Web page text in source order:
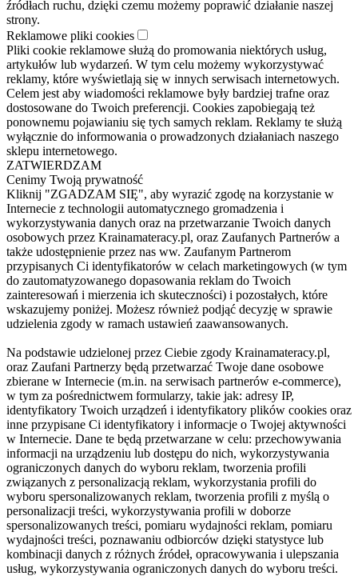
źródłach ruchu, dzięki czemu możemy poprawić działanie naszej
strony.
Reklamowe pliki cookies
Pliki cookie reklamowe służą do promowania niektórych usług,
artykułów lub wydarzeń. W tym celu możemy wykorzystywać
reklamy, które wyświetlają się w innych serwisach internetowych.
Celem jest aby wiadomości reklamowe były bardziej trafne oraz
dostosowane do Twoich preferencji. Cookies zapobiegają też
ponownemu pojawianiu się tych samych reklam. Reklamy te służą
wyłącznie do informowania o prowadzonych działaniach naszego
sklepu internetowego.
ZATWIERDZAM
Cenimy Twoją prywatność
Kliknij "ZGADZAM SIĘ", aby wyrazić zgodę na korzystanie w
Internecie z technologii automatycznego gromadzenia i
wykorzystywania danych oraz na przetwarzanie Twoich danych
osobowych przez Krainamateracy.pl, oraz Zaufanych Partnerów a
także udostępnienie przez nas ww. Zaufanym Partnerom
przypisanych Ci identyfikatorów w celach marketingowych (w tym
do zautomatyzowanego dopasowania reklam do Twoich
zainteresowań i mierzenia ich skuteczności) i pozostałych, które
wskazujemy poniżej. Możesz również podjąć decyzję w sprawie
udzielenia zgody w ramach ustawień zaawansowanych.
Na podstawie udzielonej przez Ciebie zgody Krainamateracy.pl,
oraz Zaufani Partnerzy będą przetwarzać Twoje dane osobowe
zbierane w Internecie (m.in. na serwisach partnerów e-commerce),
w tym za pośrednictwem formularzy, takie jak: adresy IP,
identyfikatory Twoich urządzeń i identyfikatory plików cookies oraz
inne przypisane Ci identyfikatory i informacje o Twojej aktywności
w Internecie. Dane te będą przetwarzane w celu: przechowywania
informacji na urządzeniu lub dostępu do nich, wykorzystywania
ograniczonych danych do wyboru reklam, tworzenia profili
związanych z personalizacją reklam, wykorzystania profili do
wyboru spersonalizowanych reklam, tworzenia profili z myślą o
personalizacji treści, wykorzystywania profili w doborze
spersonalizowanych treści, pomiaru wydajności reklam, pomiaru
wydajności treści, poznawaniu odbiorców dzięki statystyce lub
kombinacji danych z różnych źródeł, opracowywania i ulepszania
usług, wykorzystywania ograniczonych danych do wyboru treści.